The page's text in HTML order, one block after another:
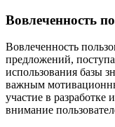
Вовлеченность
Вовлеченность
предложений,
использования базы
важным
участие в разработке
внимание